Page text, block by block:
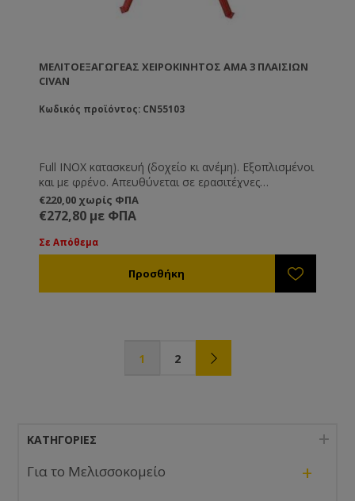
ΜΕΛΙΤΟΕΞΑΓΩΓΈΑΣ ΧΕΙΡΟΚΊΝΗΤΟΣ AMA 3 ΠΛΑΙΣΊΩΝ
CIVAN
Κωδικός προϊόντος: CN55103
Full INOX κατασκευή (δοχείο κι ανέμη). Εξοπλισμένοι
και με φρένο. Απευθύνεται σε ερασιτέχνες
μελισσοκόμους ή σε μικρά μελισσοκομεία (μέχρι 20
κυψέλες). Ποιοτική κατασκευή με άνετο χειροκίνητο
μηχανισμό.
€220,00 χωρίς ΦΠΑ
€272,80 με ΦΠΑ
Σε Απόθεμα
1 2
ΚΑΤΗΓΟΡΊΕΣ
Για το Μελισσοκομείο +